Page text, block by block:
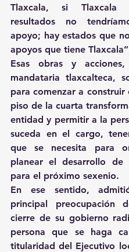
Tlaxcala, si Tlaxcala
resultados no
apoyo; hay estados que
apoyos que tiene
Esas obras y
mandataria tlaxcalteca,
para comenzar a construir
piso de la cuarta
entidad y permitir a la
suceda en el cargo,
que se necesita para
planear el desarrollo de
para el próximo sexenio.
En ese sentido,
principal preocupación
cierre de su gobierno
persona que se haga
titularidad del Ejecutivo